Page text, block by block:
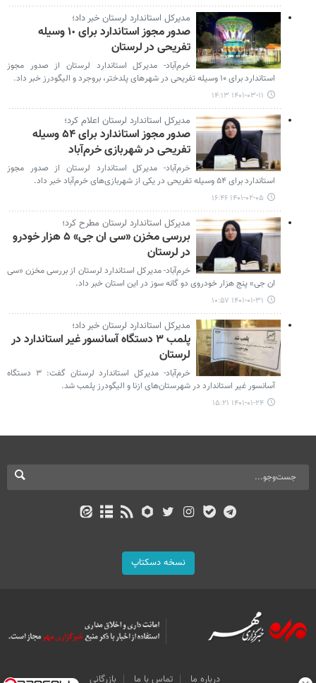
مدیرکل استاندارد لرستان خبر داد؛
صدور مجوز استاندارد برای ١٠ وسیله
تفریحی در لرستان
خرم‌آباد- مدیرکل استاندارد لرستان از صدور مجوز
استاندارد برای ۱۰ وسیله تفریحی در شهرهای پلدختر، بروجرد و الیگودرز خبر داد.
۱۴۰۱-۰۳-۱۱ ۱۴:۱۳
مدیرکل استاندارد لرستان اعلام کرد؛
صدور مجوز استاندارد برای ۵۴ وسیله
تفریحی در شهربازی خرم‌آباد
خرم‌آباد- مدیرکل استاندارد لرستان از صدور مجوز
استاندارد برای ۵۴ وسیله تفریحی در یکی از شهربازی‌های خرم‌آباد خبر داد.
۱۴۰۱-۰۲-۰۵ ۱۶:۴۶
مدیرکل استاندارد لرستان مطرح کرد؛
بررسی مخزن «سی ان جی» ۵ هزار خودرو
در لرستان
خرم‌آباد- مدیرکل استاندارد لرستان از بررسی مخزن «سی
ان جی» پنج هزار خودروی دو گانه سوز در این استان خبر داد.
۱۴۰۱-۰۱-۳۱ ۱۰:۵۷
مدیرکل استاندارد لرستان خبر داد؛
پلمب ۳ دستگاه آسانسور غیر استاندارد در
لرستان
خرم‌آباد- مدیرکل استاندارد لرستان گفت: ۳ دستگاه
آسانسور غیر استاندارد در شهرستان‌های ازنا و الیگودرز پلمب شد.
۱۴۰۱-۰۱-۲۴ ۱۵:۲۱
نسخه دسکتاپ
درباره ما تماس با ما بازرگانی